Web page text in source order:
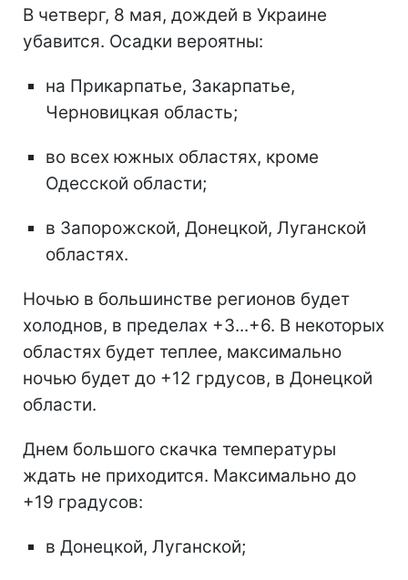
В четверг, 8 мая, дождей в Украине
убавится. Осадки вероятны:
на Прикарпатье, Закарпатье,
Черновицкая область;
во всех южных областях, кроме
Одесской области;
в Запорожской, Донецкой, Луганской
областях.
Ночью в большинстве регионов будет
холоднов, в пределах +3...+6. В некоторых
областях будет теплее, максимально
ночью будет до +12 грдусов, в Донецкой
области.
Днем большого скачка температуры
ждать не приходится. Максимально до
+19 градусов:
в Донецкой, Луганской;